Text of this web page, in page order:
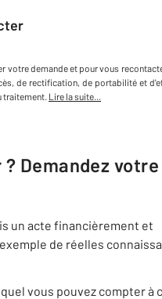
votre demande et pour vous
de rectification, de portabilité et
traitement. Lire la suite...
? Demandez votre
un acte financièrement et
de réelles
vous pouvez compter à